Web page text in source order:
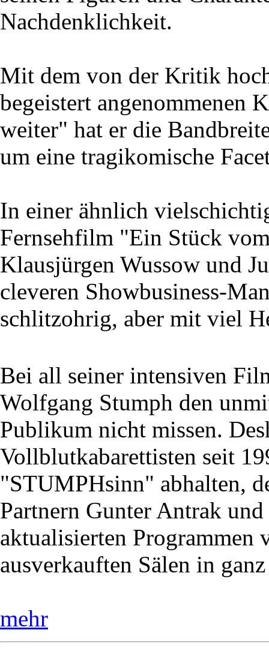
Nachdenklichkeit.
Mit dem von der Kritik
begeistert
weiter" hat er die
um eine tragikomische
In einer ähnlich
Fernsehfilm "Ein Stück
Klausjürgen Wussow und
cleveren Showbusiness-
schlitzohrig, aber mit viel
Bei all seiner intensiven
Wolfgang Stumph den
Publikum nicht missen.
Vollblutkabarettisten seit
"STUMPHsinn" abhalten,
Partnern Gunter Antrak
aktualisierten Programmen
ausverkauften Sälen in
mehr